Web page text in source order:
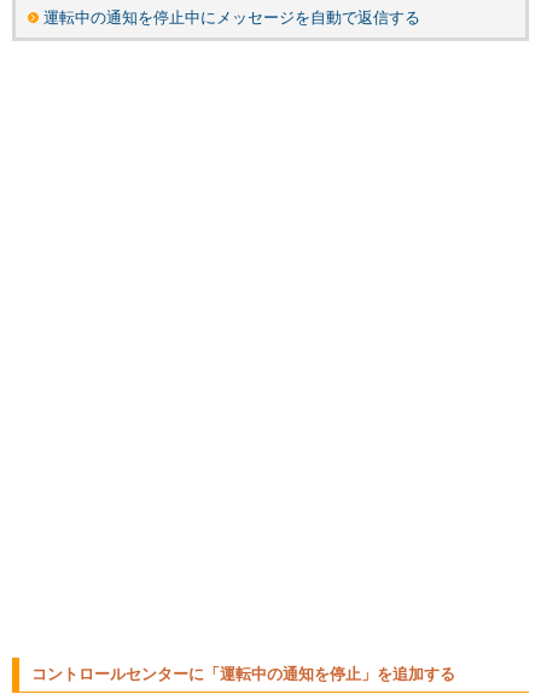
運転中の通知を停止中にメッセージを自動で返信する
コントロールセンターに「運転中の通知を停止」を追加する